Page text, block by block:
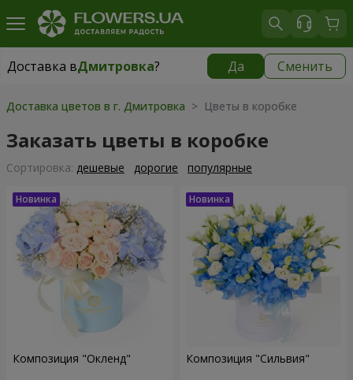
Доставка вДмитровка? Да Сменить
Доставка вДмитровка|
Доставка цветов в г. Дмитровка > Цветы в коробке
Заказать цветы в коробке
Cортировка: дешевые дорогие популярные
Композиция "Окленд" Композиция "Сильвия"